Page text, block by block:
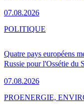
07.08.2026
Quatre pays européens
Russie pour l'Ossétie du
07.08.2026
POLITIQUE
PROENERGIE,